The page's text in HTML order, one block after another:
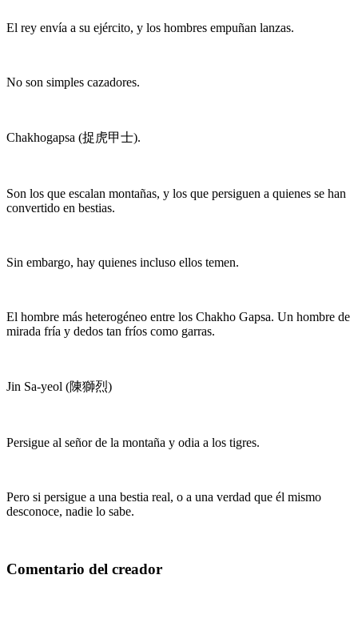
El rey envía a su ejército, y los hombres empuñan lanzas.
No son simples cazadores.
Chakhogapsa (捉虎甲士).
Son los que escalan montañas, y los que persiguen a quienes se han
convertido en bestias.
Sin embargo, hay quienes incluso ellos temen.
El hombre más heterogéneo entre los Chakho Gapsa. Un hombre de
mirada fría y dedos tan fríos como garras.
Jin Sa-yeol (陳獅烈)
Persigue al señor de la montaña y odia a los tigres.
Pero si persigue a una bestia real, o a una verdad que él mismo
desconoce, nadie lo sabe.
Comentario del creador